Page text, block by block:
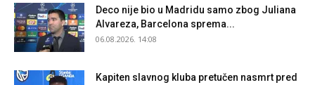
Deco nije bio u Madridu samo zbog Juliana
Alvareza, Barcelona sprema...
06.08.2026. 14:08
Kapiten slavnog kluba pretučen nasmrt pred